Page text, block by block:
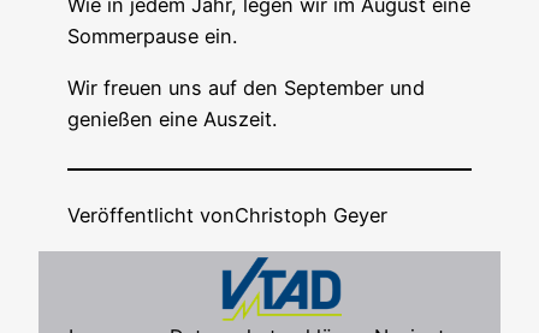
Wie in jedem Jahr, legen wir im August eine
Som­mer­pau­se ein.
Wir freu­en uns auf den Sep­tem­ber und
genie­ßen eine Auszeit.
Veröffentlicht vonChristoph Geyer